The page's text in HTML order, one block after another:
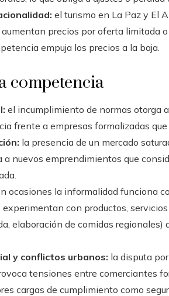
el turismo en La Paz y El
precios por oferta limitada
empuja los precios a la baja.
competencia
el incumplimiento de normas otorga
frente a empresas formalizadas
la presencia de un mercado
nuevos emprendimientos que
ocasiones la informalidad funciona
con productos,
elaboración de comidas regionales)
y conflictos urbanos: la disputa
tensiones entre comerciantes
cargas de cumplimiento como